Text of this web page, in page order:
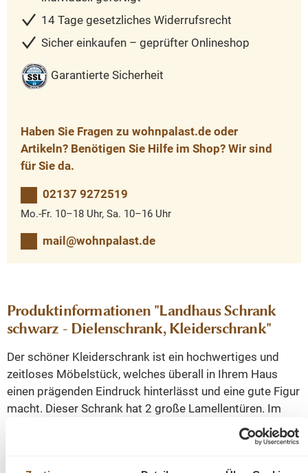
14 Tage gesetzliches Widerrufsrecht
Sicher einkaufen – geprüfter Onlineshop
Garantierte Sicherheit
Haben Sie Fragen zu wohnpalast.de oder
Artikeln? Benötigen Sie Hilfe im Shop? Wir sind
für Sie da.
02137 9272519
Mo.-Fr. 10–18 Uhr, Sa. 10–16 Uhr
mail@wohnpalast.de
Produktinformationen "Landhaus Schrank
schwarz - Dielenschrank, Kleiderschrank"
Der schöner Kleiderschrank ist ein hochwertiges und
zeitloses Möbelstück, welches überall in Ihrem Haus
einen prägenden Eindruck hinterlässt und eine gute Figur
macht. Dieser Schrank hat 2 große Lamellentüren. Im
Inneren befindet sich eine Kleiderstange und 2
Einlegeböden. Er wird nicht nur Ihr Eigenheim in neuem